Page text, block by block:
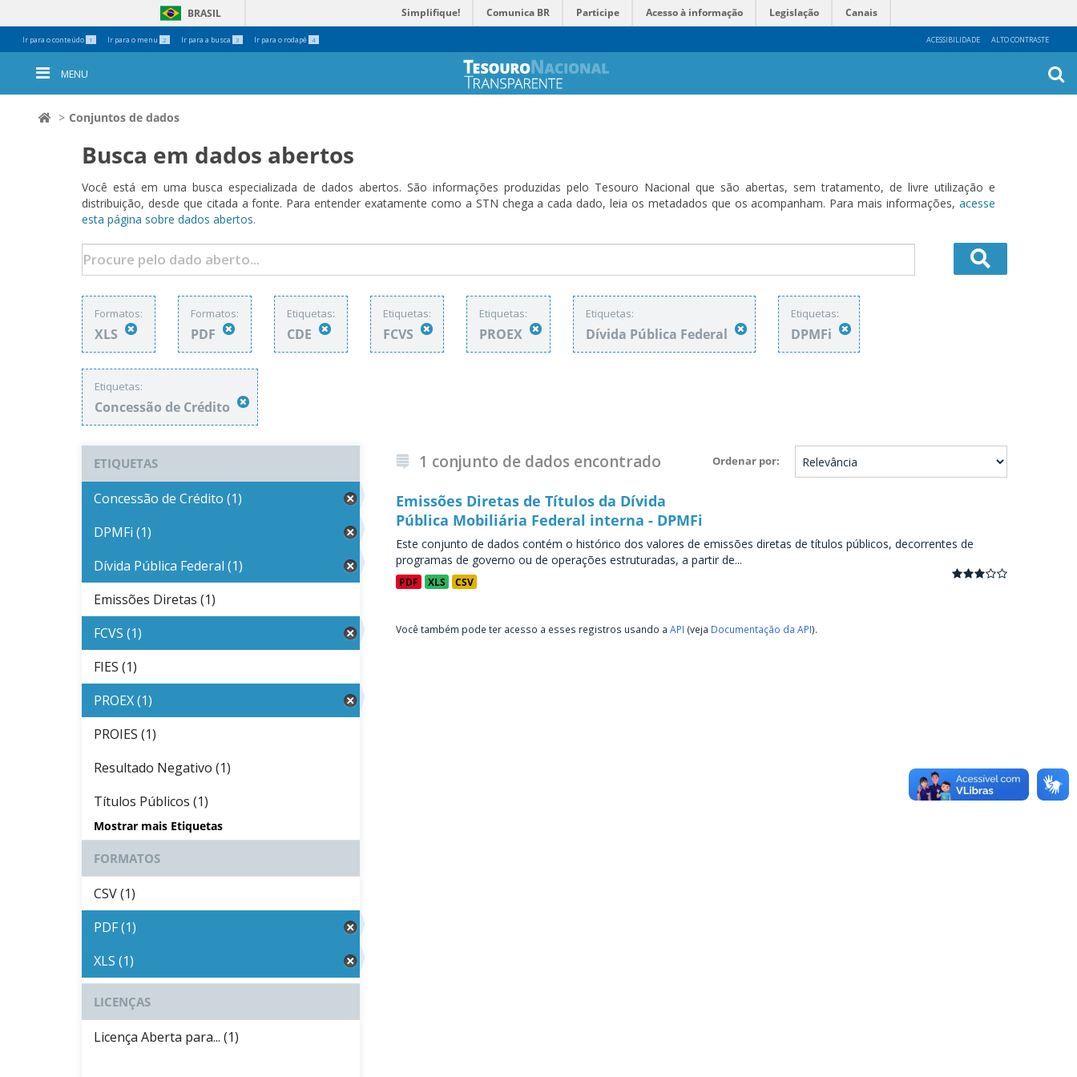
Ir para o conteúdo 1 Ir para o menu 2 Ir para a busca 3 Ir para o rodapé 4 ACESSIBILIDADE ALTO CONTRASTE
BRASIL Simplifique! Comunica BR Participe Acesso à informação Legislação Canais
Ferramentas
Pessoais
MENU
Conjuntos de dados
Busca em dados abertos
Você está em uma busca especializada de dados abertos. São informações produzidas pelo Tesouro Nacional que são abertas, sem tratamento, de livre utilização e
distribuição, desde que citada a fonte. Para entender exatamente como a STN chega a cada dado, leia os metadados que os acompanham. Para mais informações, acesse
esta página sobre dados abertos.
Formatos:
XLS
Formatos:
PDF
Etiquetas:
CDE
Etiquetas:
FCVS
Etiquetas:
PROEX
Etiquetas:
Dívida Pública Federal
Etiquetas:
DPMFi
Etiquetas:
Concessão de Crédito
Ordenar por
1 conjunto de dados encontrado
Emissões Diretas de Títulos da Dívida
Pública Mobiliária Federal interna - DPMFi
Este conjunto de dados contém o histórico dos valores de emissões diretas de títulos públicos, decorrentes de
programas de governo ou de operações estruturadas, a partir de...
PDF XLS CSV
Você também pode ter acesso a esses registros usando a API (veja Documentação da API).
ETIQUETAS
Concessão de Crédito (1)
DPMFi (1)
Dívida Pública Federal (1)
Emissões Diretas (1)
FCVS (1)
FIES (1)
PROEX (1)
PROIES (1)
Resultado Negativo (1)
Títulos Públicos (1)
Mostrar mais Etiquetas
FORMATOS
CSV (1)
PDF (1)
XLS (1)
LICENÇAS
Licença Aberta para... (1)